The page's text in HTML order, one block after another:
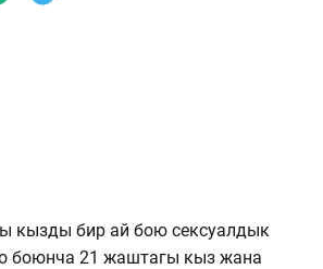
кызды бир ай бою сексуалдык
боюнча 21 жаштагы кыз жана